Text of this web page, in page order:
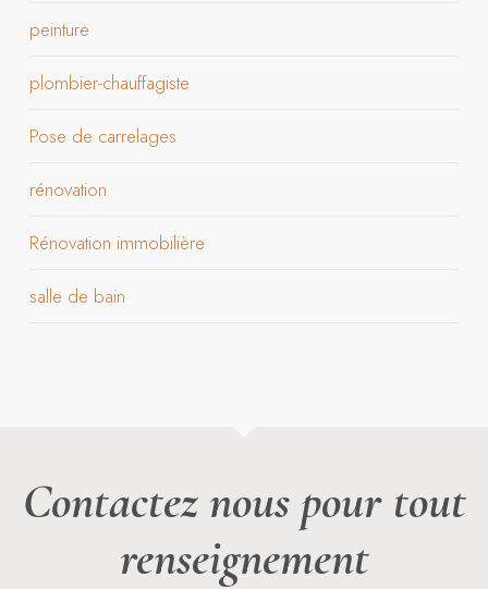
peinture
plombier-chauffagiste
Pose de carrelages
rénovation
Rénovation immobilière
salle de bain
Contactez nous pour tout
renseignement